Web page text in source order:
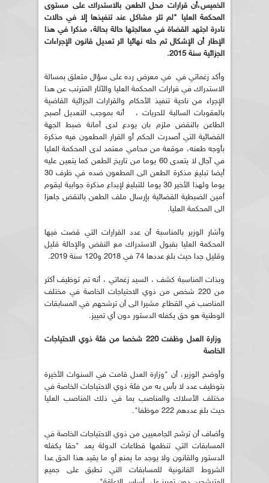
الخميس،أن قرارات محل الطعن بالاستدراك على مستوى
المحكمة العليا "لم تثر مشاكل عند تنفيذها إلا في حالات
نادرة اجتهد القضاة في معالجتها حالة بحالة، مذكرا في هذا
الإطار أن الإشكال تم حله نهائيا اثر تعديل قانون الإجراءات
الجزائية سنة 2015
.
وأكد زغماتي في في معرض رده على سؤال متعلق بمسالة
الاستدراك في قرارات المحكمة العليا والآثار المترتب عن هذا
الإجراء من ناحية تنفيذ الأحكام والقرارات الجزائية القاضية
بالعقوبات السالبة للحريات ، أنه بموجب التعديل أصبح
الطاعن بالنقض ملزم بان يودع لدى أمانة ضبط الجهة
القضائية التي أصدرت الحكم أو القرار المطعون فيه مذكرة
بأوجه طعنه، موقعة من محامي معتمد لدى المحكمة العليا
في آجال لا يتعدى 60 يوما من تاريخ الطعن كما يتعين عليه
أيضا تبليغ مذكرة الطعن الى المطعون ضده في ظرف 30
يوما ولهذا الأخير 30 يوما للتبليغ لإيداع مذكرة جوابية ليقوم
أمين الضبطية القضائية بإرسال ملف الطعن بالنقض جاهزا
الى المحكمة العليا.
وأشار الوزير بالمناسبة أن عدد القرارات التي قضت فيها
المحكمة العليا بقبول الاستدراك مع النقض والإحالة قليل
وقليل جدا حيث بلغ عددها 74 في 2018 و120 سنة 2019.
وبذات المناسبة كشف ، السيد زغماتي ، أنه تم توظيف أكثر
من 220 شخص من ذوي الاحتياجات الخاصة في مختلف
المناصب في القطاع مشيرا الى أن ترشحهم في المسابقات
الوطنية هو حق يكفله الدستور دون أي تمييز.
وزارة العدل وظفت 220 شخصا من فئة ذوي الاحتياجات
الخاصة
وأوضح الوزير، أن "وزارة العدل قامت في السنوات الأخيرة
بتوظيف عدد لا بأس به من فئة ذوي الاحتياجات الخاصة في
مختلف الأسلاك والمناصب بما في ذلك المناصب العليا
حيث بلغ عددهم 222 موظفا".
وأضاف أن ترشح الجامعيين من ذوي الاحتياجات الخاصة في
المسابقات التي تنظمها قطاعات الدولة يعد "حقا يكفله
الدستور والقانون ولا يوجد ما يمنع أو ما يقيد هذا الحق عدا
الشروط القانونية للمسابقات التي تطبق على جميع